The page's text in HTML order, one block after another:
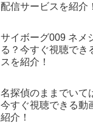
配信サービスを紹介！
サイボーグ009 ネメ
る？今すぐ視聴でき
スを紹介！
名探偵のままでいて
今すぐ視聴できる動
紹介！